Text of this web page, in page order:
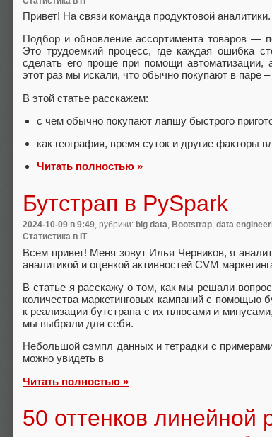
Привет! На связи команда продуктовой аналитики.
Подбор и обновление ассортимента товаров —
Это трудоемкий процесс, где каждая ошибка
сделать его проще при помощи автоматизации,
этот раз мы искали, что обычно покупают в паре
В этой статье расскажем:
с чем обычно покупают лапшу быстрого
как география, время суток и другие факторы
Читать полностью »
Бутстрап в PySpark
2024-10-09 в 9:49, рубрики: big data, Bootstrap, data
Статистика в IT
Всем привет! Меня зовут Илья Черников, я
аналитикой и оценкой активностей CVM
В статье я расскажу о том, как мы решали
количества маркетинговых кампаний с
к реализации бутстрапа с их плюсами и
мы выбрали для себя.
Небольшой сэмпл данных и тетрадки с
можно увидеть в
Читать полностью »
50 оттенков линейной